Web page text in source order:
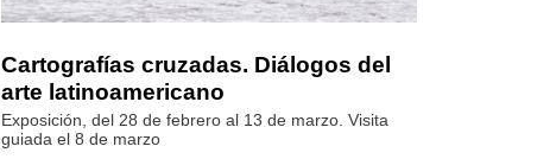
Cartografías cruzadas. Diálogos del
arte latinoamericano
Exposición, del 28 de febrero al 13 de marzo. Visita
guiada el 8 de marzo